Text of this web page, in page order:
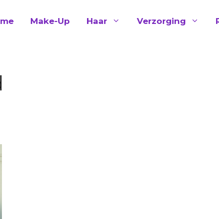
Make-Up Haar Verzorging